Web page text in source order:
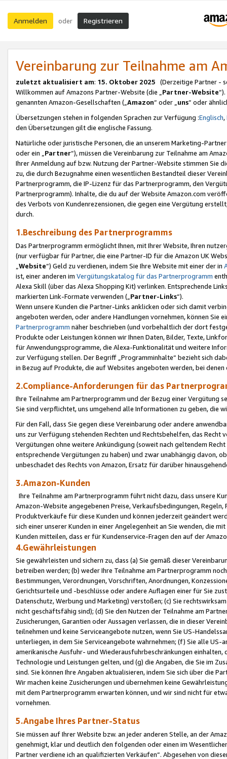
Anmelden oder Registrieren
Vereinbarung zur Teilnahme am
zuletzt aktualisiert am: 15. Oktober 2025 (Derzeitige Partner -
Willkommen auf Amazons Partner-Website (die „Partner-Website
genannten Amazon-Gesellschaften („Amazon“ oder „uns“ oder
Übersetzungen stehen in folgenden Sprachen zur Verfügung :Englisch,
den Übersetzungen gilt die englische Fassung.
Natürliche oder juristische Personen, die an unserem Marketing-
oder ein „Partner“), müssen die Vereinbarung zur Teilnahme am
Ihrer Anmeldung auf bzw. Nutzung der Partner-Website stimmen Sie
zu, die durch Bezugnahme einen wesentlichen Bestandteil dieser
Partnerprogramm, die IP-Lizenz für das Partnerprogramm, den
Partnerprogramm). Inhalte, die du auf der Website Amazon.com
des Verbots von Kundenrezensionen, die gegen eine Vergütung
durch.
1.Beschreibung des Partnerprogramms
Das Partnerprogramm ermöglicht Ihnen, mit Ihrer Website, Ihren
(nur verfügbar für Partner, die eine Partner-ID für die Amazon UK
Website“) Geld zu verdienen, indem Sie Ihre Website mit einer der in
ist, einer anderen im Vergütungskatalog für das Partnerprogramm
Alexa Skill (über das Alexa Shopping Kit) verlinken. Entsprechende
markierten Link-Formate verwenden („ Partner-Links“).
Wenn unsere Kunden die Partner-Links anklicken oder sich damit
angeboten werden, oder andere Handlungen vornehmen, können Sie
Partnerprogramm näher beschrieben (und vorbehaltlich der dort
Produkte oder Leistungen können wir Ihnen Daten, Bilder, Texte,
für Anwendungsprogramme, die Alexa-Funktionalität und weitere
zur Verfügung stellen. Der Begriff „Programminhalte“ bezieht sich
in Bezug auf Produkte, die auf Websites angeboten werden, bei
2.Compliance-Anforderungen für das
Ihre Teilnahme am Partnerprogramm und der Bezug einer Vergütung
Sie sind verpflichtet, uns umgehend alle Informationen zu geben, die
Für den Fall, dass Sie gegen diese Vereinbarung oder andere
uns zur Verfügung stehenden Rechten und Rechtsbehelfen, das
Vergütungen ohne weitere Ankündigung (soweit nach geltendem
entsprechende Vergütungen zu haben) und zwar unabhängig davon,
unbeschadet des Rechts von Amazon, Ersatz für darüber
3.Amazon-Kunden
Ihre Teilnahme am Partnerprogramm führt nicht dazu, dass unsere
Amazon-Website angegebenen Preise, Verkaufsbedingungen,
Produktverkäufe für diese Kunden und können jederzeit geändert
sich einer unserer Kunden in einer Angelegenheit an Sie wenden, die
Kunden mitteilen, dass er für Kundenservice-Fragen den auf der
4.Gewährleistungen
Sie gewährleisten und sichern zu, dass (a) Sie gemäß dieser
betreiben werden; (b) weder Ihre Teilnahme am Partnerprogramm
Bestimmungen, Verordnungen, Vorschriften, Anordnungen,
Gerichtsurteile und -beschlüsse oder andere Auflagen einer für Sie
Datenschutz, Werbung und Marketing) verstoßen; (c) Sie
nicht geschäftsfähig sind); (d) Sie den Nutzen der Teilnahme am
Zusicherungen, Garantien oder Aussagen verlassen, die in dieser
teilnehmen und keine Serviceangebote nutzen, wenn Sie US-
unterliegen, in dem Sie Serviceangebote wahrnehmen; (f) Sie alle
amerikanische Ausfuhr- und Wiederausfuhrbeschränkungen
Technologie und Leistungen gelten, und (g) die Angaben, die Sie im
sind. Sie können Ihre Angaben aktualisieren, indem Sie sich über die
Wir machen keine Zusicherungen und übernehmen keine
mit dem Partnerprogramm erwarten können, und wir sind nicht für
vornehmen.
5.Angabe Ihres Partner-Status
Sie müssen auf Ihrer Website bzw. an jeder anderen Stelle, an der
genehmigt, klar und deutlich den folgenden oder einen im
Partner verdiene ich an qualifizierten Verkäufen“. Abgesehen von